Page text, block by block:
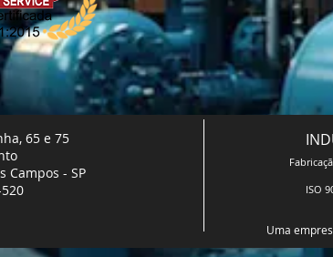
65 e 75
Campos - SP
ISO
Uma